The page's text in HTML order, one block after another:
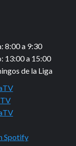
8:00 a 9:30
13:00 a 15:00
de la Liga
Spotify